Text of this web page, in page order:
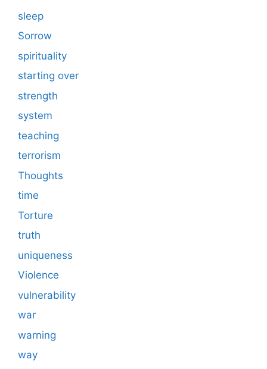
sleep
Sorrow
spirituality
starting over
strength
system
teaching
terrorism
Thoughts
time
Torture
truth
uniqueness
Violence
vulnerability
war
warning
way